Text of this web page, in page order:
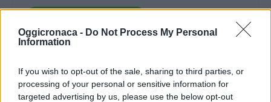
Oggicronaca - Do Not Process My Personal
Information
If you wish to opt-out of the sale, sharing to third parties, or
processing of your personal or sensitive information for
targeted advertising by us, please use the below opt-out
WhatsApp
Telegram
Stampa